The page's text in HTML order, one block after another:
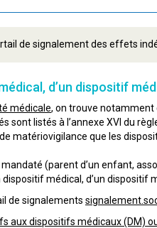
de signalement des effets
d’un dispositif
médicale, on trouve notamment
sont listés à l’annexe XVI du
matériovigilance que les
(parent d’un enfant,
dispositif médical, d’un dispositif
de signalements
aux dispositifs médicaux (DM)